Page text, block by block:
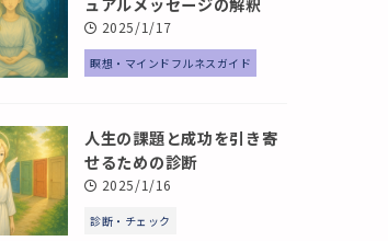
2025/1/17
瞑想・マインドフルネスガイド
人生の課題と成功を引き寄
せるための診断
2025/1/16
診断・チェック